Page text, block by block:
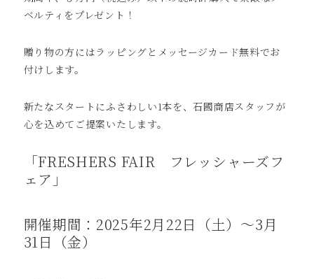
ベルティをプレゼント！
贈り物の方にはラッピングとメッセージカード無料でお
付けします。
新たなスタートにふさわしい1本を、石國商店スタッフが
心を込めてご提案いたします。
「FRESHERS FAIR フレッシャーズフ
ェア」
開催期間：2025年2月22日（土）～3月
31日（金）